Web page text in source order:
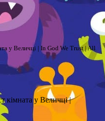
у Величці | In God We Trust | All
кімната у Величці |